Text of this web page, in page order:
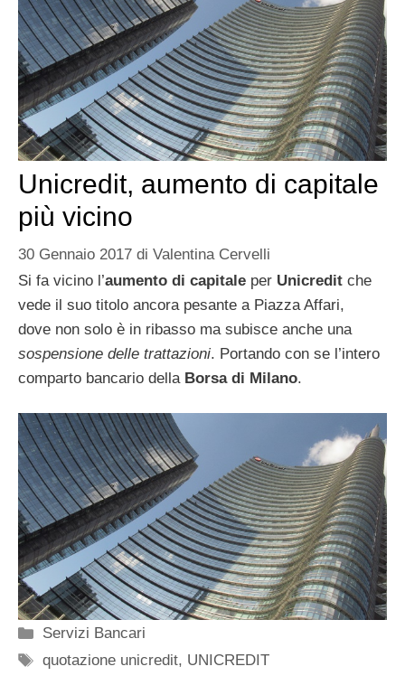
Unicredit, aumento di capitale
più vicino
30 Gennaio 2017 di Valentina Cervelli
Si fa vicino l’aumento di capitale per Unicredit che
vede il suo titolo ancora pesante a Piazza Affari,
dove non solo è in ribasso ma subisce anche una
sospensione delle trattazioni. Portando con se l’intero
comparto bancario della Borsa di Milano.
Categorie
Servizi Bancari
Tag
quotazione unicredit, UNICREDIT